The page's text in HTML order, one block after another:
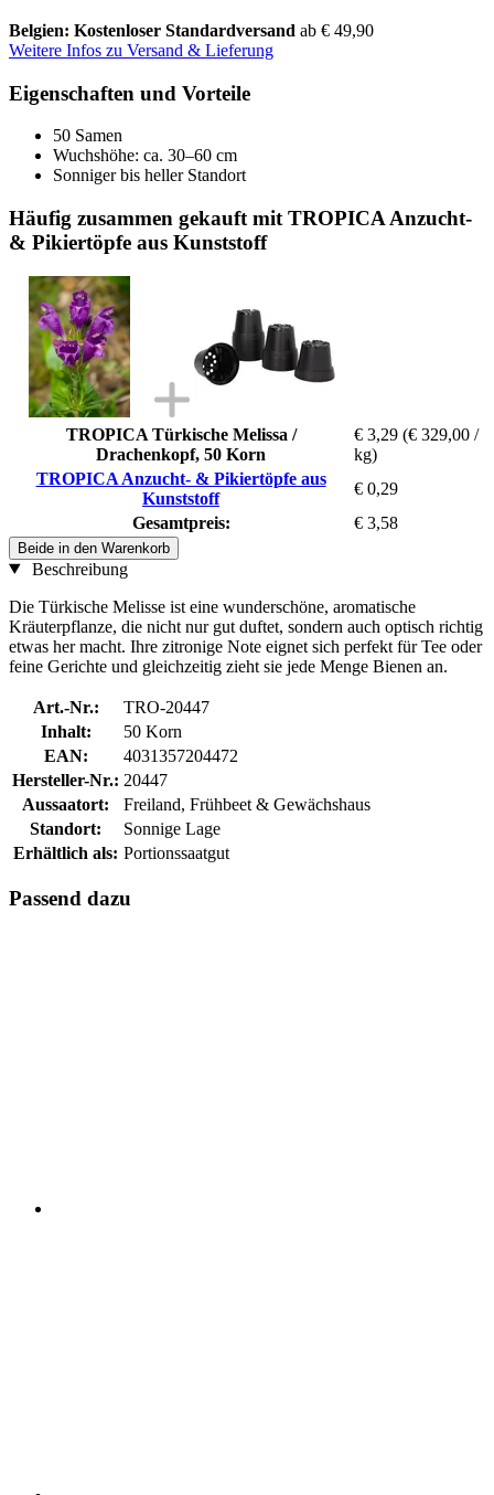
Belgien: Kostenloser Standardversand ab € 49,90
Weitere Infos zu Versand & Lieferung
Eigenschaften und Vorteile
50 Samen
Wuchshöhe: ca. 30–60 cm
Sonniger bis heller Standort
Häufig zusammen gekauft mit TROPICA Anzucht-
& Pikiertöpfe aus Kunststoff
TROPICA Türkische Melissa /
Drachenkopf, 50 Korn
€ 3,29 (€ 329,00 /
kg)
TROPICA Anzucht- & Pikiertöpfe aus
Kunststoff
€ 0,29
Gesamtpreis:
€ 3,58
Beide in den Warenkorb
Beschreibung
Die Türkische Melisse ist eine wunderschöne, aromatische
Kräuterpflanze, die nicht nur gut duftet, sondern auch optisch richtig
etwas her macht. Ihre zitronige Note eignet sich perfekt für Tee oder
feine Gerichte und gleichzeitig zieht sie jede Menge Bienen an.
Art.-Nr.:
TRO-20447
Inhalt:
50 Korn
EAN:
4031357204472
Hersteller-Nr.: 20447
Aussaatort:
Freiland, Frühbeet & Gewächshaus
Standort:
Sonnige Lage
Erhältlich als: Portionssaatgut
Passend dazu